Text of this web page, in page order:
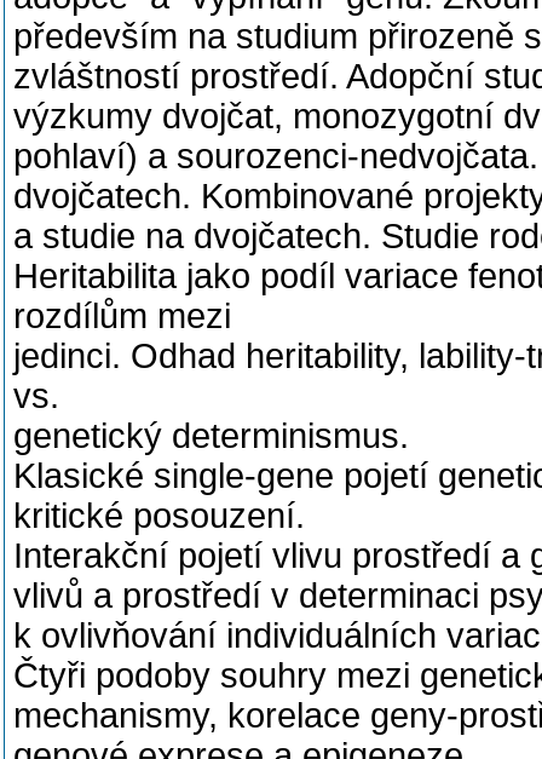
především na studium přirozeně
zvláštností prostředí. Adopční
výzkumy dvojčat, monozygotní
pohlaví) a sourozenci-
dvojčatech. Kombinované
a studie na dvojčatech. Studie
Heritabilita jako podíl variace
rozdílům mezi
jedinci. Odhad heritability,
vs.
genetický determinismus.
Klasické single-gene pojetí
kritické posouzení.
Interakční pojetí vlivu prostředí a
vlivů a prostředí v determinaci
k ovlivňování individuálních
Čtyři podoby souhry mezi
mechanismy, korelace geny-